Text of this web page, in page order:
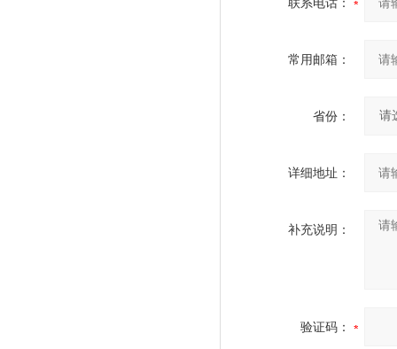
常用邮箱：
省份：
详细地址：
补充说明：
验证码：